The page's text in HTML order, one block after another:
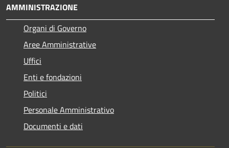
AMMINISTRAZIONE
Organi di Governo
Aree Amministrative
Uffici
Enti e fondazioni
Politici
Personale Amministrativo
Documenti e dati